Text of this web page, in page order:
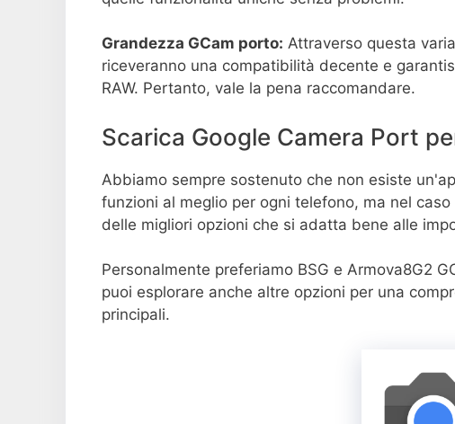
Grandezza GCam porto: Attraverso questa
riceveranno una compatibilità decente e
RAW. Pertanto, vale la pena raccomandare.
Scarica Google Camera Port
Abbiamo sempre sostenuto che non esiste
funzioni al meglio per ogni telefono, ma nel
delle migliori opzioni che si adatta bene alle
Personalmente preferiamo BSG e Armova8G2
puoi esplorare anche altre opzioni per una
principali.